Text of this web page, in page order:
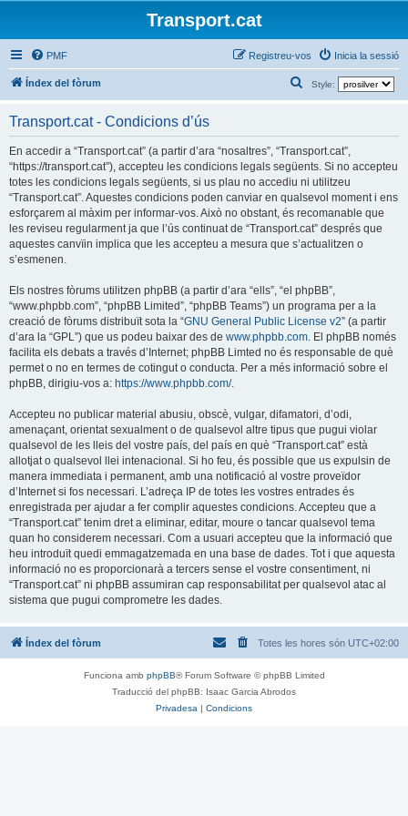
Transport.cat
PMF Inicia la sessió
Registreu-vos
Índex del fòrum Style:
e
c
a
Transport.cat - Condicions d’ús
En accedir a “Transport.cat” (a partir d’ara “nosaltres”, “Transport.cat”,
“https://transport.cat”), accepteu les condicions legals següents. Si no accepteu
totes les condicions legals següents, si us plau no accediu ni utilitzeu
“Transport.cat”. Aquestes condicions poden canviar en qualsevol moment i ens
esforçarem al màxim per informar-vos. Això no obstant, és recomanable que
les reviseu regularment ja que l’ús continuat de “Transport.cat” després que
aquestes canvïin implica que les accepteu a mesura que s’actualitzen o
s’esmenen.
Els nostres fòrums utilitzen phpBB (a partir d’ara “ells”, “el phpBB”,
“www.phpbb.com”, “phpBB Limited”, “phpBB Teams”) un programa per a la
creació de fòrums distribuït sota la “GNU General Public License v2” (a partir
d’ara la “GPL”) que us podeu baixar des de www.phpbb.com . El phpBB només
facilita els debats a través d’Internet; phpBB Limted no és responsable de què
permet o no en termes de cotingut o conducta. Per a més informació sobre el
phpBB, dirigiu-vos a: https://www.phpbb.com/.
Accepteu no publicar material abusiu, obscè, vulgar, difamatori, d’odi,
amenaçant, orientat sexualment o de qualsevol altre tipus que pugui violar
qualsevol de les lleis del vostre país, del país en què “Transport.cat” està
allotjat o qualsevol llei intenacional. Si ho feu, és possible que us expulsin de
manera immediata i permanent, amb una notificació al vostre proveïdor
d’Internet si fos necessari. L’adreça IP de totes les vostres entrades és
enregistrada per ajudar a fer complir aquestes condicions. Accepteu que a
“Transport.cat” tenim dret a eliminar, editar, moure o tancar qualsevol tema
quan ho considerem necessari. Com a usuari accepteu que la informació que
heu introduït quedi emmagatzemada en una base de dades. Tot i que aquesta
informació no es proporcionarà a tercers sense el vostre consentiment, ni
“Transport.cat” ni phpBB assumiran cap responsabilitat per qualsevol atac al
sistema que pugui comprometre les dades.
Índex del fòrum Totes les hores són UTC+02:00
Funciona amb phpBB® Forum Software © phpBB Limited
Traducció del phpBB: Isaac Garcia Abrodos
Privadesa | Condicions